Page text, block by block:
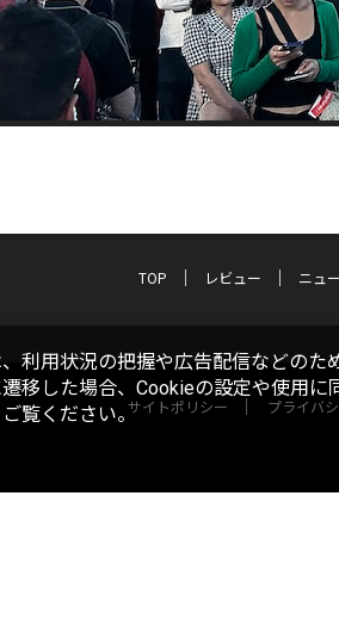
TOP レビュー ニュ
サイトポリシー プライバ
利用状況の把握や広告配信などの
移した場合、Cookieの設定や使用
覧ください。